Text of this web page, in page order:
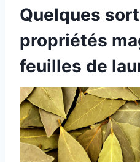
Quelques
propriétés
feuilles de